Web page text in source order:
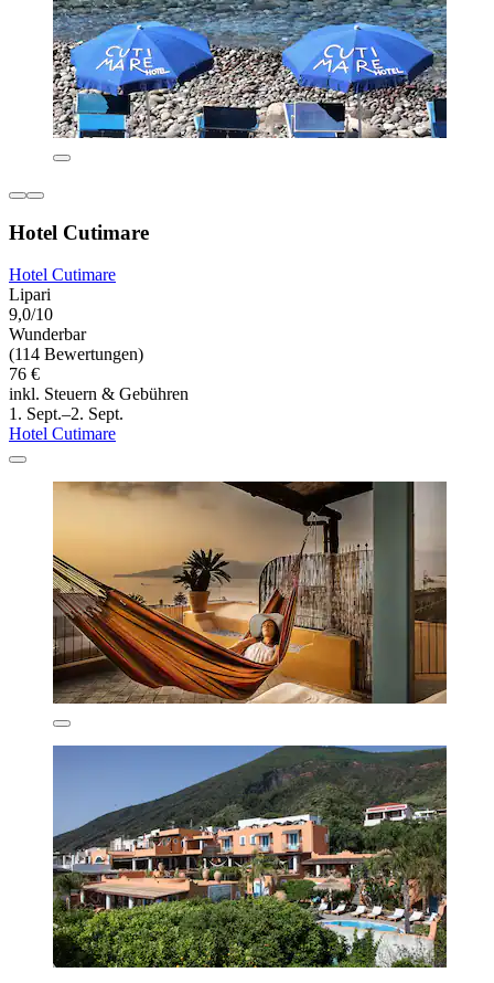
Hotel Cutimare
Hotel Cutimare
Lipari
9,0/10
Wunderbar
(114 Bewertungen)
76 €
inkl. Steuern & Gebühren
1. Sept.–2. Sept.
Hotel Cutimare